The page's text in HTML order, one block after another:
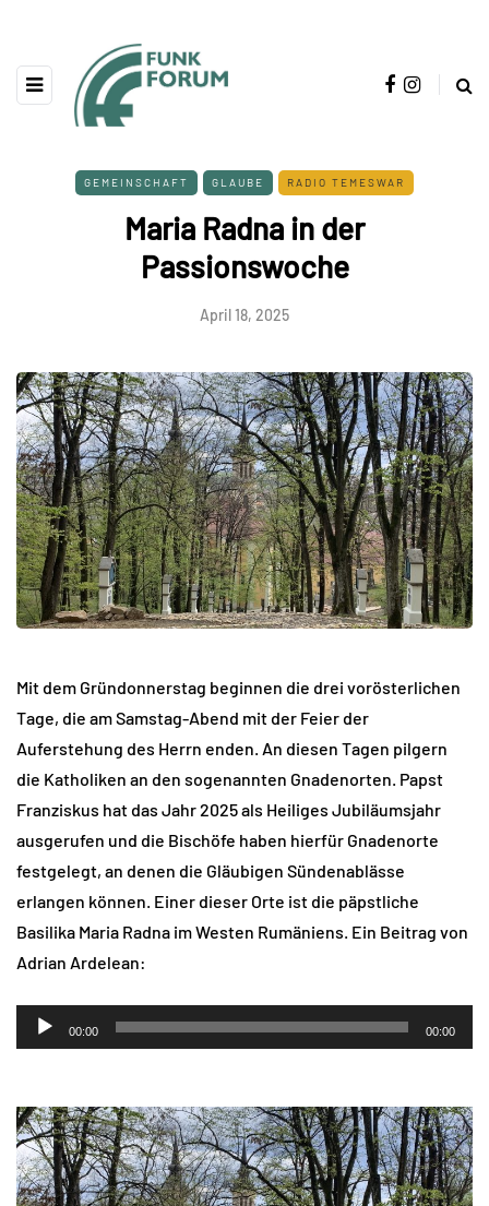
GEMEINSCHAFT GLAUBE RADIO TEMESWAR
Maria Radna in der
Passionswoche
April 18, 2025
Mit dem Gründonnerstag beginnen die drei vorösterlichen
Tage, die am Samstag-Abend mit der Feier der
Auferstehung des Herrn enden. An diesen Tagen pilgern
die Katholiken an den sogenannten Gnadenorten. Papst
Franziskus hat das Jahr 2025 als Heiliges Jubiläumsjahr
ausgerufen und die Bischöfe haben hierfür Gnadenorte
festgelegt, an denen die Gläubigen Sündenablässe
erlangen können. Einer dieser Orte ist die päpstliche
Basilika Maria Radna im Westen Rumäniens. Ein Beitrag von
Adrian Ardelean:
Audio-
Player
00:00 00:00